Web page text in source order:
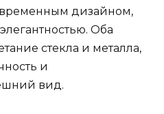
дизайном,
Оба
стекла и металла,
и
вид.